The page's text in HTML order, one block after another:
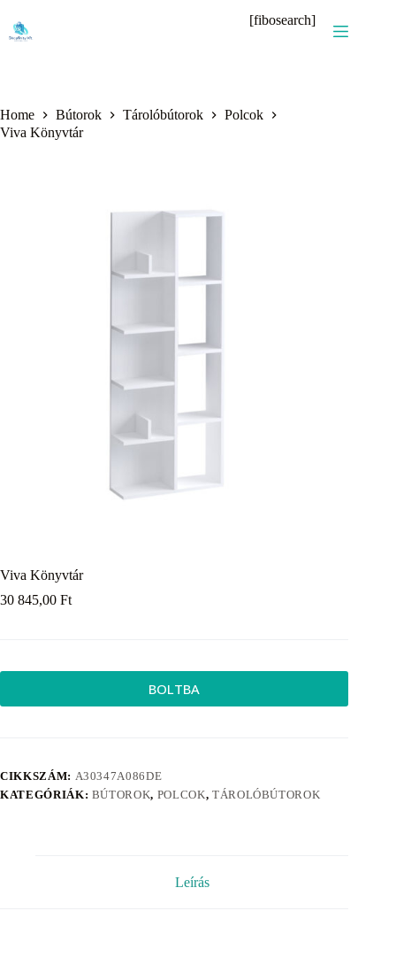
content
[fibosearch]
Home Bútorok Tárolóbútorok
Polcok
Viva Könyvtár
Viva Könyvtár
30 845,00 Ft
BOLTBA
CIKKSZÁM: A30347A086DE
KATEGÓRIÁK: BÚTOROK, POLCOK, TÁROLÓBÚTOROK
Leírás